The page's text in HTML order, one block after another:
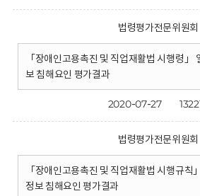
법령평가전문위원회
「장애인고용촉진 및 직업재활법 시행령」
보 침해요인 평가결과
2020-07-27
법령평가전문위원회
「장애인고용촉진 및 직업재활법 시행규칙
정보 침해요인 평가결과